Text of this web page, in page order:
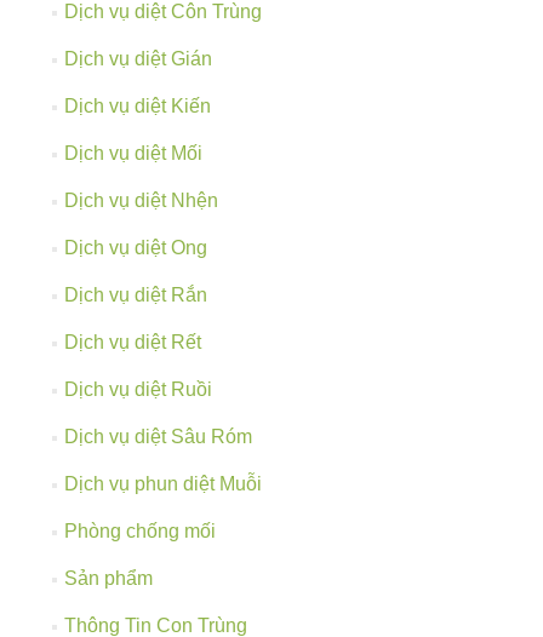
Dịch vụ diệt Côn Trùng
Dịch vụ diệt Gián
Dịch vụ diệt Kiến
Dịch vụ diệt Mối
Dịch vụ diệt Nhện
Dịch vụ diệt Ong
Dịch vụ diệt Rắn
Dịch vụ diệt Rết
Dịch vụ diệt Ruồi
Dịch vụ diệt Sâu Róm
Dịch vụ phun diệt Muỗi
Phòng chống mối
Sản phẩm
Thông Tin Con Trùng